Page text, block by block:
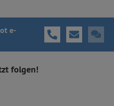
e-
folgen!